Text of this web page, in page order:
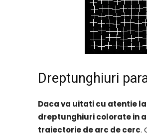
Dreptunghiuri
Daca va uitati cu atentie
dreptunghiuri colorate in
traiectorie de arc de cerc.